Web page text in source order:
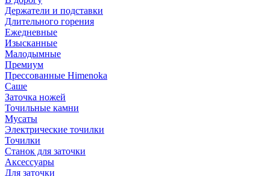
Держатели и подставки
Длительного горения
Ежедневные
Изысканные
Малодымные
Премиум
Прессованные Himenoka
Саше
Заточка ножей
Точильные камни
Мусаты
Электрические точилки
Точилки
Станок для заточки
Аксессуары
Для заточки